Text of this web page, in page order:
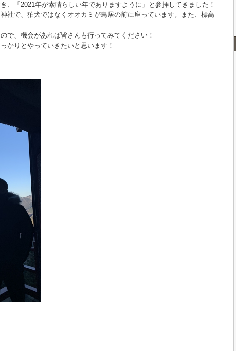
、「2021年が素晴らしい年でありますように」と参拝してきました！
社で、狛犬ではなくオオカミが鳥居の前に座っています。また、標高
で、機会があれば皆さんも行ってみてください！
かりとやっていきたいと思います！